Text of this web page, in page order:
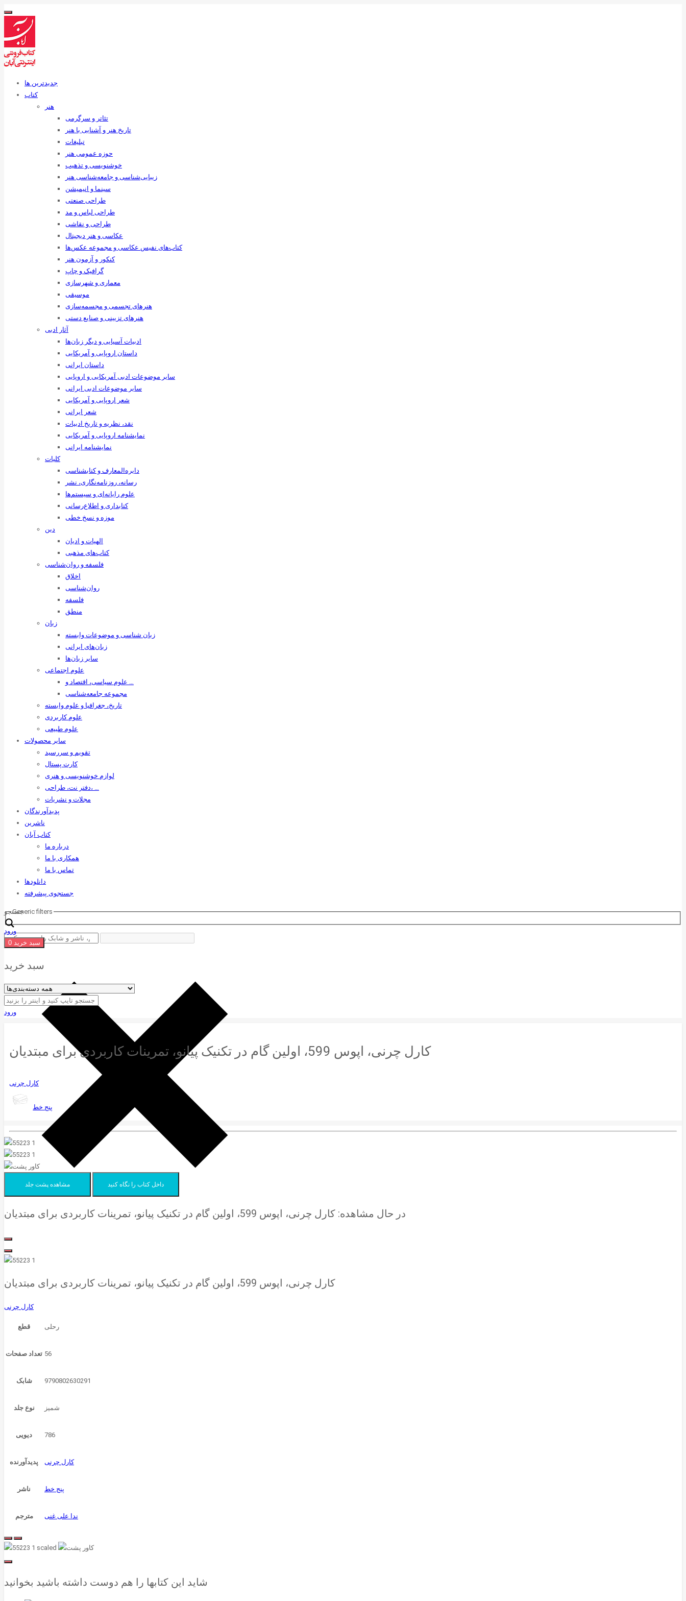
جدیدترین ها
کتاب
هنر
تئاتر و سرگرمی
تاریخ هنر و آشنایی با هنر
تبلیغات
حوزه عمومی هنر
خوشنویسی و تذهیب
زیبایی‌شناسی و جامعه‌شناسی هنر
سینما و انیمیشن
طراحی صنعتی
طراحی لباس و مد
طراحی و نقاشی
عکاسی و هنر دیجیتال
کتاب‌های نفیس عکاسی و مجموعه عکس‌ها
کنکور و آزمون هنر
گرافیک و چاپ
معماری و شهرسازی
موسیقی
هنرهای ‌تجسمی و مجسمه‌سازی
هنرهای تزیینی و صنایع ‌دستی
آثار ادبی
ادبیات آسیایی و دیگر زبان‌ها
داستان اروپایی و آمریکایی
داستان ایرانی
سایر موضوعات ادبی آمریکایی و اروپایی
سایر موضوعات ادبی ایرانی
شعر اروپایی و آمریکایی
شعر ایرانی
نقد، نظریه و تاریخ ادبیات
نمایشنامه اروپایی و آمریکایی
نمایشنامه ایرانی
کلیات
دایره‌المعارف و کتابشناسی
رسانه‌، روزنامه‌نگاری، نشر
علوم رایانه‌ای و سیستم‌ها
کتابداری و اطلاع‌رسانی
موزه و نسخ خطی
دین
الهیات و ادیان
کتاب‌های مذهبی
فلسفه و روان‌شناسی
اخلاق
روان‌شناسی
فلسفه
منطق
زبان
زبان ‌شناسی و موضوعات وابسته
زبان‌های ایرانی
سایر زبان‌ها
علوم اجتماعی
علوم سیاسی، اقتصاد و …
مجموعه جامعه‌شناسی
تاریخ، جغرافیا و علوم وابسته
علوم کاربردی
علوم طبیعی
سایر محصولات
تقویم و سررسید
کارت پستال
لوازم خوشنویسی و هنری
دفتر نت، طراحی، …
مجلات و نشریات
پدیدآورندگان
ناشرین
کتاب آبان
درباره ما
همکاری با ما
تماس با ما
دانلودها
جستجوی پیشرفته
جستجو
Generic filters
ورود
سبد خرید 0
سبد خرید
ورود
کارل چرنی، اپوس 599، اولین گام در تکنیک پیانو، تمرینات کاربردی برای مبتدیان
کارل چرنی
پنج خط
مشاهده پشت جلد داخل کتاب را نگاه کنید
در حال مشاهده: کارل چرنی، اپوس 599، اولین گام در تکنیک پیانو، تمرینات کاربردی برای مبتدیان
کارل چرنی، اپوس 599، اولین گام در تکنیک پیانو، تمرینات کاربردی برای مبتدیان
کارل چرنی
قطع رحلی
تعداد صفحات 56
شابک 9790802630291
نوع جلد شمیز
دیویی 786
پدیدآورنده کارل چرنی
ناشر پنج خط
مترجم ندا علی غنی
شاید این کتابها را هم دوست داشته باشید بخوانید